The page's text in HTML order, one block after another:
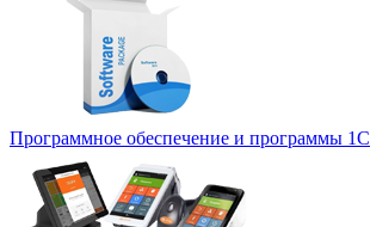
Программное обеспечение и программы 1С